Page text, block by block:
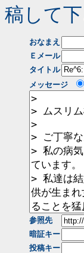
稿して下
おなまえ
Ｅメール
タイトル
メッセージ
参照先
暗証キー
投稿キー